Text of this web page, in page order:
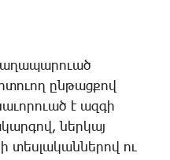
ըն­թաց­քով
է ազ­գի
ներ­կայ
տես­լա­կան­նե­րով ու